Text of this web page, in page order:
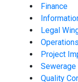
Finance
Legal
Operations
Project
Sewerage
Quality